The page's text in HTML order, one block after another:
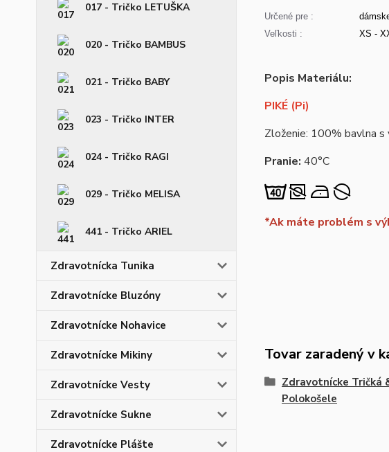
017 - Tričko LETUŠKA
020 - Tričko BAMBUS
021 - Tričko BABY
023 - Tričko INTER
024 - Tričko RAGI
029 - Tričko MELISA
441 - Tričko ARIEL
Zdravotnícka Tunika
Zdravotnícke Bluzóny
Zdravotnícke Nohavice
Zdravotnícke Mikiny
Zdravotnícke Vesty
Zdravotnícke Sukne
Zdravotnícke Plášte
Určené pre :
Veľkosti :
XS -
Popis Materiálu:
PIKÉ (Pi)
Zloženie: 100% bavlna s
Pranie: 40°C
*Ak máte problém s
Tovar zaradený v
Zdravotnícke Tričká
Polokošele